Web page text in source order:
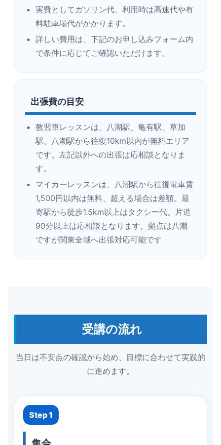
実費としてガソリン代、利用時は高速代や有
料駐車場代がかかります。
詳しい費用は、下記のお申し込みフォーム内
で条件に応じてご確認いただけます。
出張費の目安
教習車レッスンは、八潮駅、亀有駅、草加
駅、八潮駅から往復10km以内が無料エリア
です。左記以外への出張は応相談となりま
す。
マイカーレッスンは、八潮駅から往復電車賃
1,500円以内は無料、超える場合は差額。最
寄駅から徒歩1.5km以上はタクシー代。片道
90分以上は応相談となります。拠点は八潮
ですが関東全域へ出張対応可能です
受講の流れ
当日は不安点の確認から始め、目標に合わせて実践的
に進めます。
Step 1